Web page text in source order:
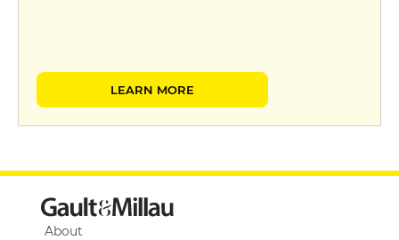
LEARN MORE
About